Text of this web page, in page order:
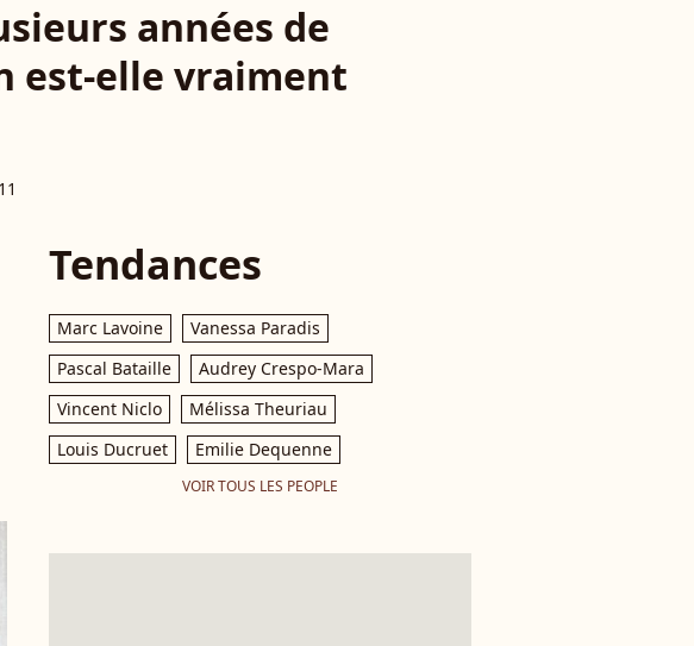
années de
est-elle vraiment
Tendances
Marc Lavoine
Vanessa Paradis
Pascal Bataille
Audrey Crespo-Mara
Vincent Niclo
Mélissa Theuriau
Louis Ducruet
Emilie Dequenne
VOIR TOUS LES PEOPLE